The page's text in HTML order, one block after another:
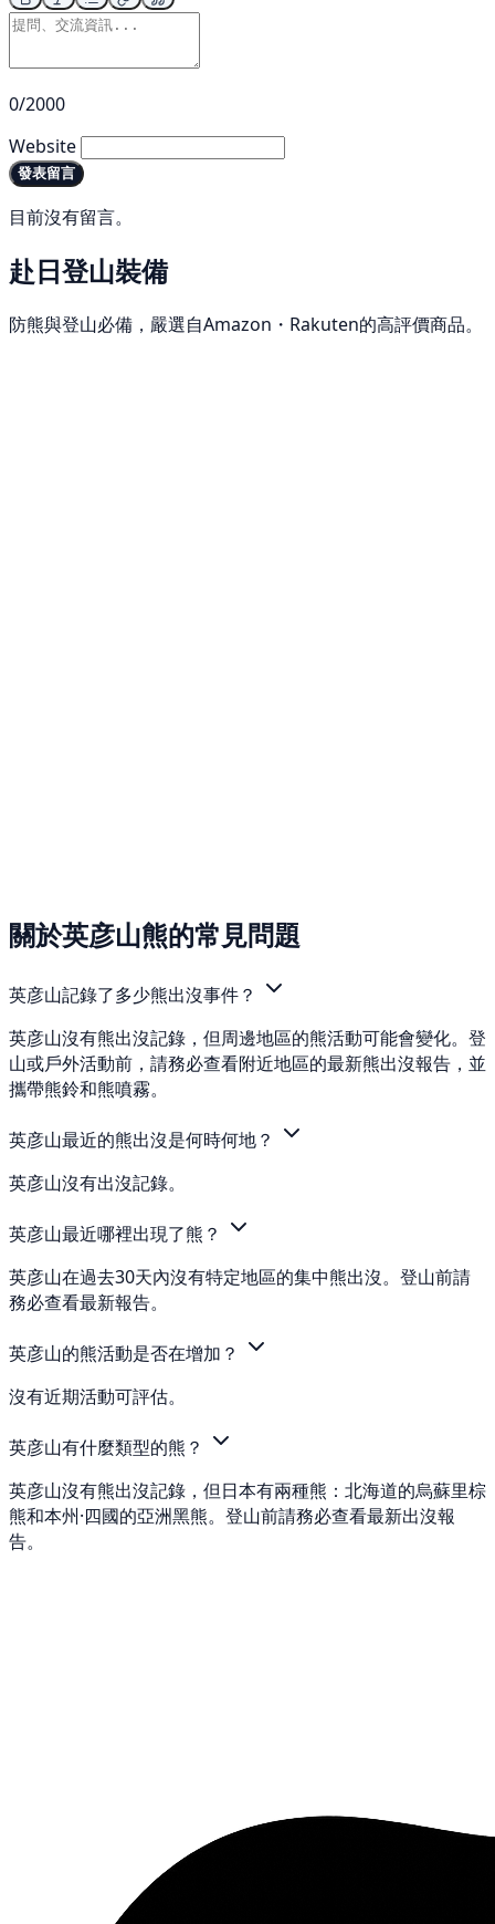
0/2000
Website
發表留言
目前沒有留言。
赴日登山裝備
防熊與登山必備，嚴選自Amazon・Rakuten的高評價商品。
關於英彦山熊的常見問題
英彦山記錄了多少熊出沒事件？
英彦山沒有熊出沒記錄，但周邊地區的熊活動可能會變化。登
山或戶外活動前，請務必查看附近地區的最新熊出沒報告，並
攜帶熊鈴和熊噴霧。
英彦山最近的熊出沒是何時何地？
英彦山沒有出沒記錄。
英彦山最近哪裡出現了熊？
英彦山在過去30天內沒有特定地區的集中熊出沒。登山前請
務必查看最新報告。
英彦山的熊活動是否在增加？
沒有近期活動可評估。
英彦山有什麼類型的熊？
英彦山沒有熊出沒記錄，但日本有兩種熊：北海道的烏蘇里棕
熊和本州·四國的亞洲黑熊。登山前請務必查看最新出沒報
告。